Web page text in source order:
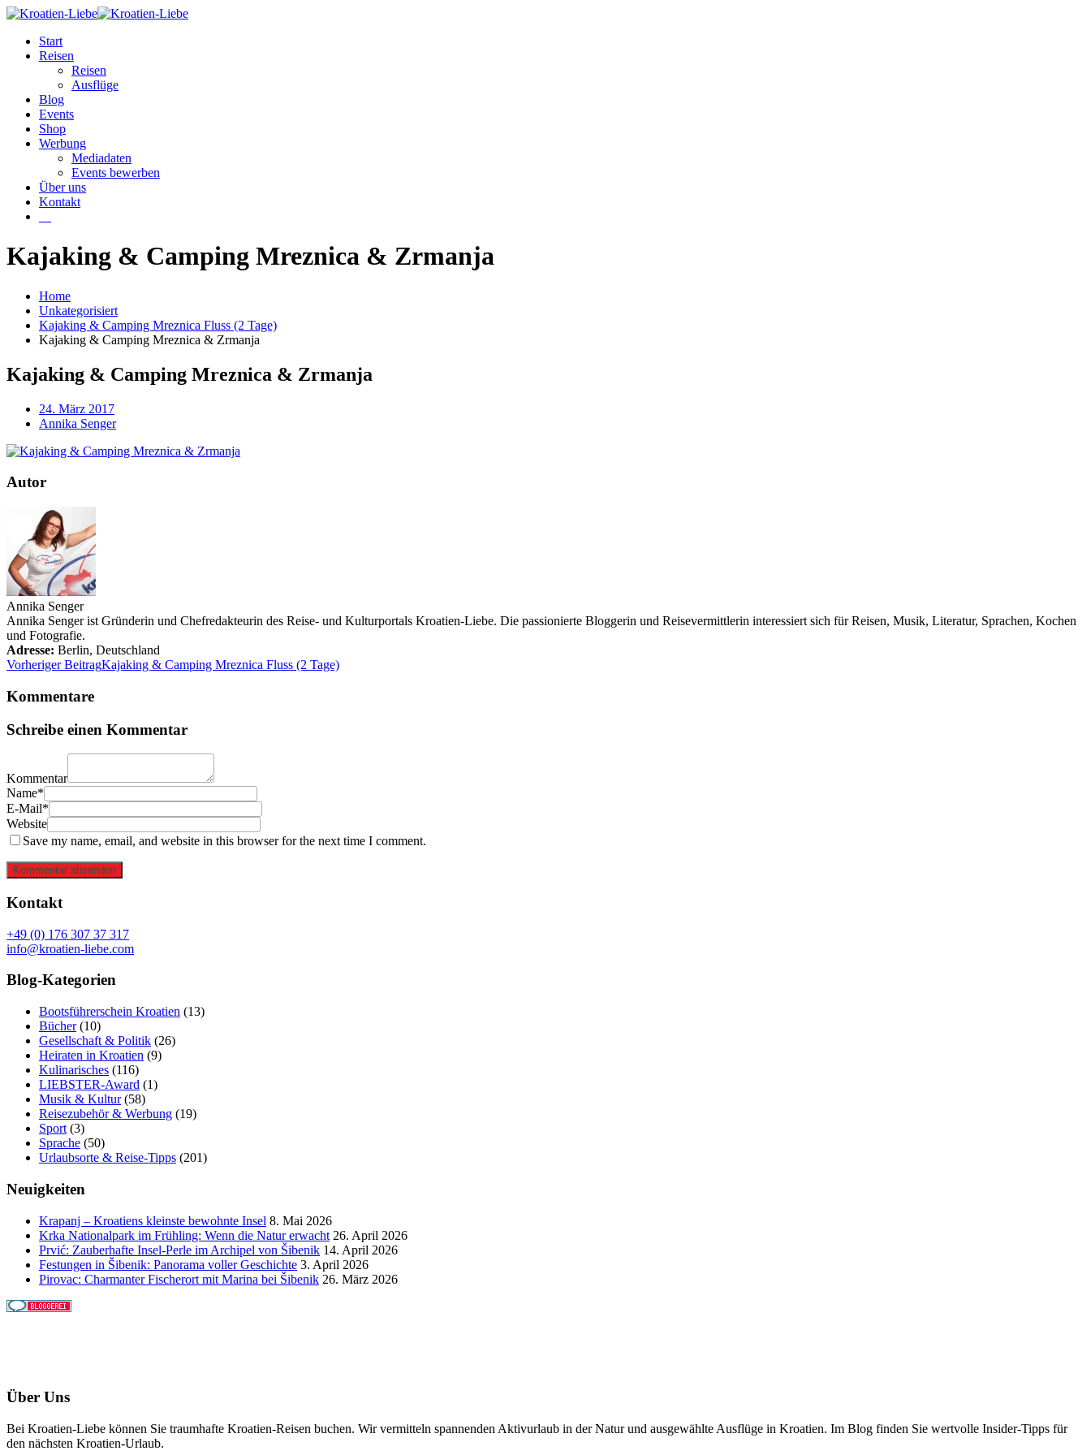
Start
Reisen
Reisen
Ausflüge
Blog
Events
Shop
Werbung
Mediadaten
Events bewerben
Über uns
Kontakt
Kajaking & Camping Mreznica & Zrmanja
Home
Unkategorisiert
Kajaking & Camping Mreznica Fluss (2 Tage)
Kajaking & Camping Mreznica & Zrmanja
Kajaking & Camping Mreznica & Zrmanja
24. März 2017
Annika Senger
Autor
Annika Senger
Annika Senger ist Gründerin und Chefredakteurin des Reise- und Kulturportals Kroatien-Liebe. Die passionierte Bloggerin und Reisevermittlerin interessiert sich für Reisen, Musik, Literatur, Sprachen, Kochen
und Fotografie.
Adresse: Berlin, Deutschland
Vorheriger BeitragKajaking & Camping Mreznica Fluss (2 Tage)
Kommentare
Schreibe einen Kommentar
Kommentar
Name*
E-Mail*
Website
Save my name, email, and website in this browser for the next time I comment.
Kommentar absenden
Kontakt
+49 (0) 176 307 37 317
info@kroatien-liebe.com
Blog-Kategorien
Bootsführerschein Kroatien (13)
Bücher(10)
Gesellschaft & Politik (26)
Heiraten in Kroatien (9)
Kulinarisches (116)
LIEBSTER-Award (1)
Musik & Kultur(58)
Reisezubehör & Werbung (19)
Sport (3)
Sprache (50)
Urlaubsorte & Reise-Tipps (201)
Neuigkeiten
Krapanj – Kroatiens kleinste bewohnte Insel 8. Mai 2026
Krka Nationalpark im Frühling: Wenn die Natur erwacht 26. April 2026
Prvić: Zauberhafte Insel-Perle im Archipel von Šibenik 14. April 2026
Festungen in Šibenik: Panorama voller Geschichte 3. April 2026
Pirovac: Charmanter Fischerort mit Marina bei Šibenik 26. März 2026
Über Uns
Bei Kroatien-Liebe können Sie traumhafte Kroatien-Reisen buchen. Wir vermitteln spannenden Aktivurlaub in der Natur und ausgewählte Ausflüge in Kroatien. Im Blog finden Sie wertvolle Insider-Tipps für
den nächsten Kroatien-Urlaub.